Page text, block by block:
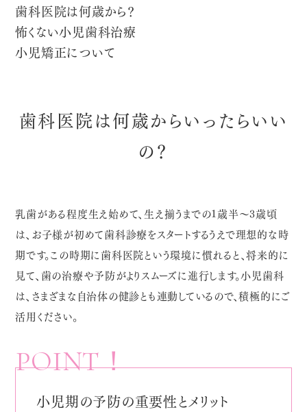
歯科医院は何歳から？
怖くない小児歯科治療
小児矯正について
歯科医院は何歳からいったらいい
の？
乳歯がある程度生え始めて、生え揃うまでの1歳半〜3歳頃
は、お子様が初めて歯科診療をスタートするうえで理想的な時
期です。この時期に歯科医院という環境に慣れると、将来的に
見て、歯の治療や予防がよりスムーズに進行します。小児歯科
は、さまざまな自治体の健診とも連動しているので、積極的にご
活用ください。
POINT！
小児期の予防の重要性とメリット